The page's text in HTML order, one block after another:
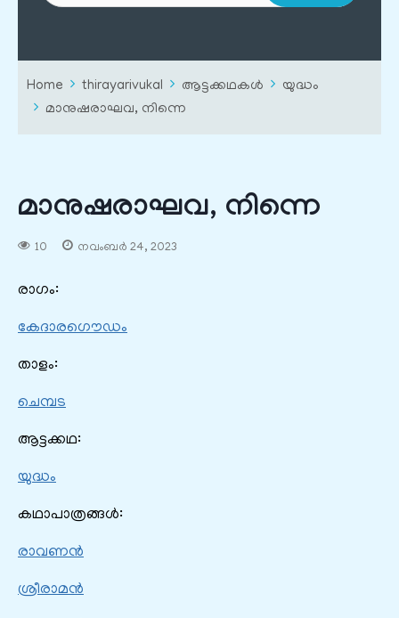
Home thirayarivukal ആട്ടക്കഥകൾ
യുദ്ധം
മാനുഷരാഘവ, നിന്നെ
മാനുഷരാഘവ, നിന്നെ
10 നവംബർ 24, 2023
രാഗം:
കേദാരഗൌഡം
താളം:
ചെമ്പട
ആട്ടക്കഥ:
യുദ്ധം
കഥാപാത്രങ്ങൾ:
രാവണന്‍
ശ്രീരാമൻ